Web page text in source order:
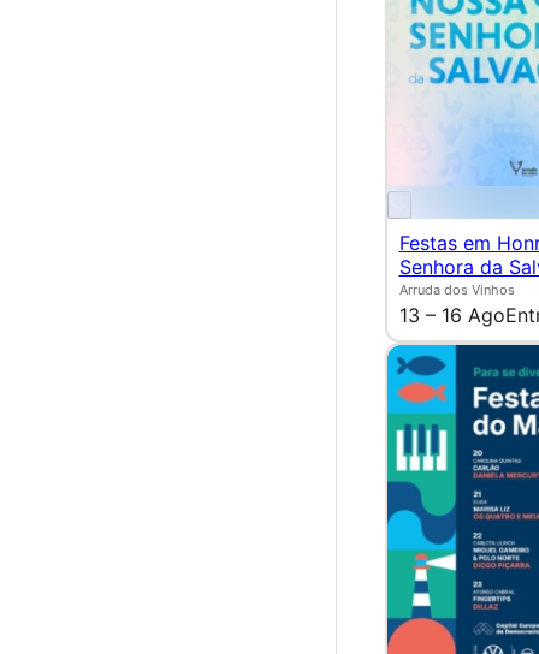
Festas em
Senhora da
Arruda dos Vinhos
13 – 16 Ago